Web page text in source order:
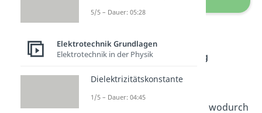
Um dieLadungsverteilung
auszugleichen, fließen die
Plattenseite in -y-Richtung, wodurch
5/5 – Dauer: 05:28
Elektrotechnik Grundlagen
Elektrotechnik in der Physik
Dielektrizitätskonstante
1/5 – Dauer: 04:45